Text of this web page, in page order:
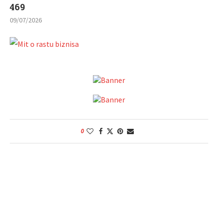
469
09/07/2026
0